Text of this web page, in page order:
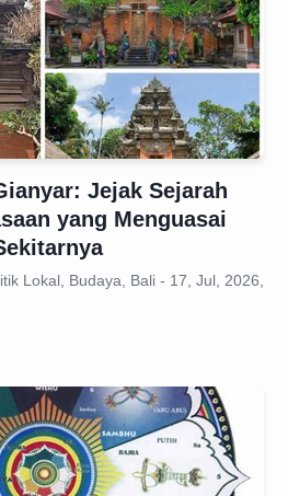
Jejak Sejarah
yang Menguasai
Lokal, Budaya, Bali - 17, Jul, 2026,